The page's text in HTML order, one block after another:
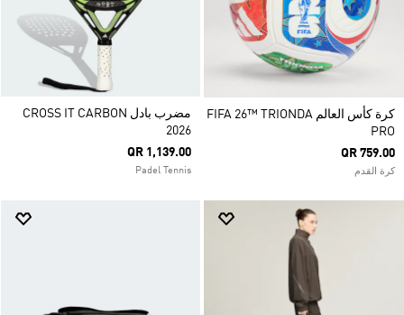
كرة كأس العالم FIFA 26™ TRIONDA
PRO
QR 759.00
كرة القدم
مضرب بادل CROSS IT CARBON
2026
QR 1,139.00
Padel Tennis